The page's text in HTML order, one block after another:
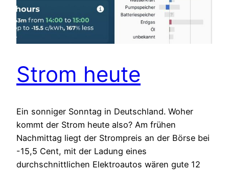
Strom heute
Ein sonniger Sonntag in Deutschland. Woher
kommt der Strom heute also? Am frühen
Nachmittag liegt der Strompreis an der Börse bei
-15,5 Cent, mit der Ladung eines
durchschnittlichen Elektroautos wären gute 12